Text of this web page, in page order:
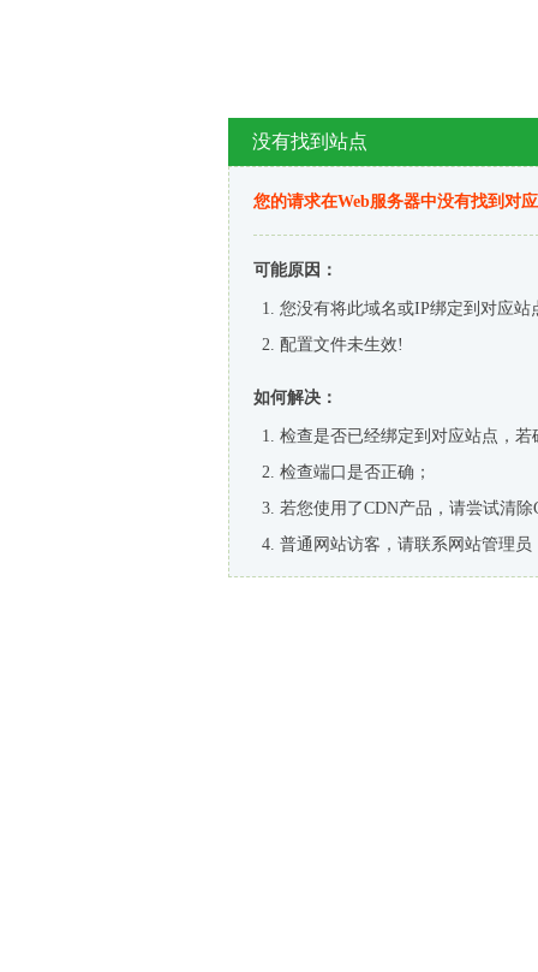
没有找到站点
您的请求在Web服务器中没有找到对
可能原因：
您没有将此域名或IP绑定到对应站
配置文件未生效!
如何解决：
检查是否已经绑定到对应站点，
检查端口是否正确；
若您使用了CDN产品，请尝试清除
普通网站访客，请联系网站管理员